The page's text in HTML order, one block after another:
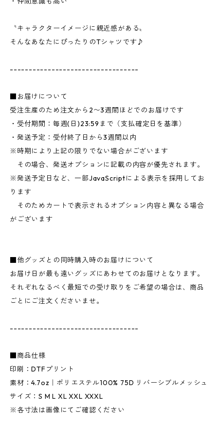
〝キャラクターイメージに親近感がある〟
そんなあなたにぴったりのTシャツです♪
----------------------------------
■お届けについて
受注生産のため注文から2〜3週間ほどでのお届けです
・受付期間：毎週(日)23:59まで（支払確定日を基準）
・発送予定：受付終了日から3週間以内
※時期により上記の限りでない場合がございます
その場合、発送オプションに記載の内容が優先されます。
※発送予定日など、一部JavaScriptによる表示を採用してお
ります
そのためカートで表示されるオプション内容と異なる場合
がございます
■他グッズとの同時購入時のお届けについて
お届け日が最も遠いグッズにあわせてのお届けとなります。
それぞれなるべく最短での受け取りをご希望の場合は、商品
ごとにご注文くださいませ。
----------------------------------
■商品仕様
印刷：DTFプリント
素材：4.7oz｜ポリエステル100% 75D リバーシブルメッシュ
サイズ：S M L XL XXL XXXL
※各寸法は画像にてご確認ください